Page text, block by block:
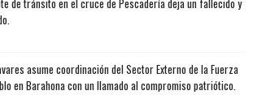
de tránsito en el cruce de Pescadería deja un fallecido y
asume coordinación del Sector Externo de la Fuerza
en Barahona con un llamado al compromiso patriótico.